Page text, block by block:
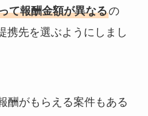
て報酬金額が異なるの
携先を選ぶようにしまし
酬がもらえる案件もある